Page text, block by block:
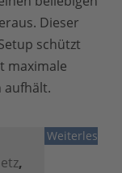
Dieser
schützt
maximale
aufhält.
Weiterlesen
,